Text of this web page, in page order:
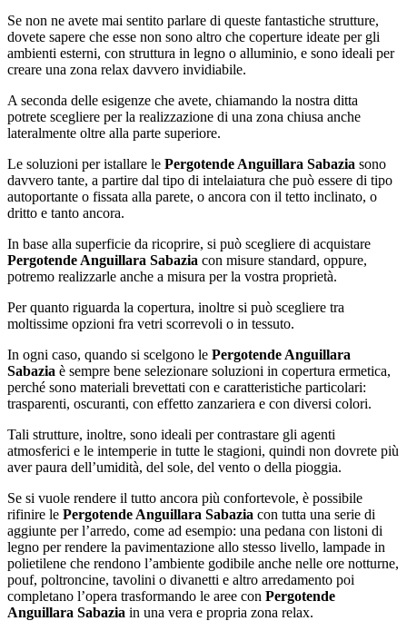
Se non ne avete mai sentito parlare di queste fantastiche strutture,
dovete sapere che esse non sono altro che coperture ideate per gli
ambienti esterni, con struttura in legno o alluminio, e sono ideali per
creare una zona relax davvero invidiabile.
A seconda delle esigenze che avete, chiamando la nostra ditta
potrete scegliere per la realizzazione di una zona chiusa anche
lateralmente oltre alla parte superiore.
Le soluzioni per istallare le Pergotende Anguillara Sabazia sono
davvero tante, a partire dal tipo di intelaiatura che può essere di tipo
autoportante o fissata alla parete, o ancora con il tetto inclinato, o
dritto e tanto ancora.
In base alla superficie da ricoprire, si può scegliere di acquistare
Pergotende Anguillara Sabazia con misure standard, oppure,
potremo realizzarle anche a misura per la vostra proprietà.
Per quanto riguarda la copertura, inoltre si può scegliere tra
moltissime opzioni fra vetri scorrevoli o in tessuto.
In ogni caso, quando si scelgono le Pergotende Anguillara
Sabazia è sempre bene selezionare soluzioni in copertura ermetica,
perché sono materiali brevettati con e caratteristiche particolari:
trasparenti, oscuranti, con effetto zanzariera e con diversi colori.
Tali strutture, inoltre, sono ideali per contrastare gli agenti
atmosferici e le intemperie in tutte le stagioni, quindi non dovrete più
aver paura dell’umidità, del sole, del vento o della pioggia.
Se si vuole rendere il tutto ancora più confortevole, è possibile
rifinire le Pergotende Anguillara Sabazia con tutta una serie di
aggiunte per l’arredo, come ad esempio: una pedana con listoni di
legno per rendere la pavimentazione allo stesso livello, lampade in
polietilene che rendono l’ambiente godibile anche nelle ore notturne,
pouf, poltroncine, tavolini o divanetti e altro arredamento poi
completano l’opera trasformando le aree con Pergotende
Anguillara Sabazia in una vera e propria zona relax.